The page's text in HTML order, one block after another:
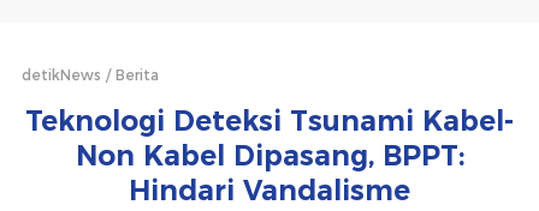
detikNews Berita
Teknologi Deteksi Tsunami Kabel-
Non Kabel Dipasang, BPPT:
Hindari Vandalisme